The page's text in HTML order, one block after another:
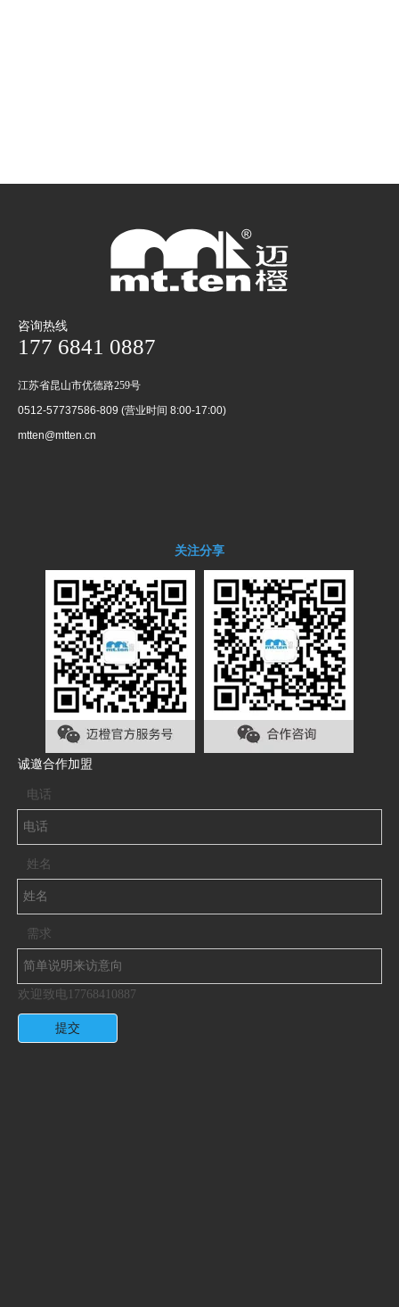
咨询热线
177 6841 0887
江苏省昆山市优德路259号
0512-57737586-809 (营业时间 8:00-17:00)
mtten@mtten.cn
关注分享
诚邀合作加盟
电话
姓名
需求
欢迎致电17768410887
提交